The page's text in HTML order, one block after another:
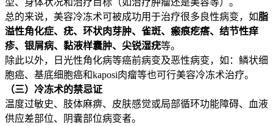
总的来说，美容冷冻术可被成功用于治疗很多良性病变，如脂
溢性角化症、疣、环状肉芽肿、雀斑、瘢痕疙瘩、结节性痒
疹、银屑病、黏液样囊肿、尖锐湿疣等。
除此以外，日光性角化病等癌前病变及恶性病变，如：鳞状细
胞癌、基底细胞癌和kaposi肉瘤等也可行美容冷冻术治疗。
（三）冷冻术的禁忌证
温度过敏史、肢体麻痹、皮肤感觉或局部循环功能障碍、血液
供应差部位、阴囊部位病变者。